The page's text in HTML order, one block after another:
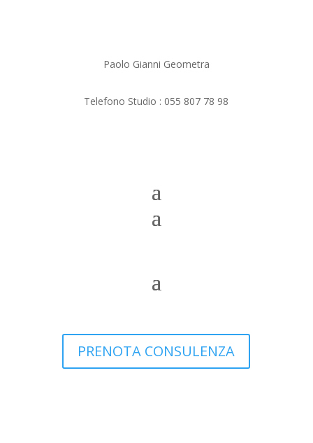
Paolo Gianni Geometra
Telefono Studio : 055 807 78 98
PRENOTA CONSULENZA